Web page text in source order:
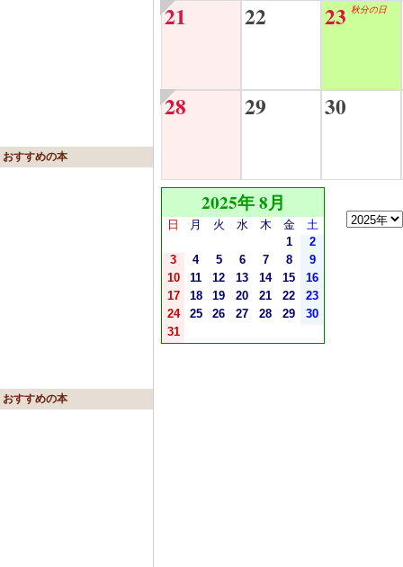
おすすめの本
おすすめの本
21 22 23 秋分の日
28 29 30
2025年 8月
日 月 火 水 木 金
土
1
2
3
4 5 6 7 8
9
10
11 12 13 14 15
16
17
18 19 20 21 22
23
24
25 26 27 28 29
30
31